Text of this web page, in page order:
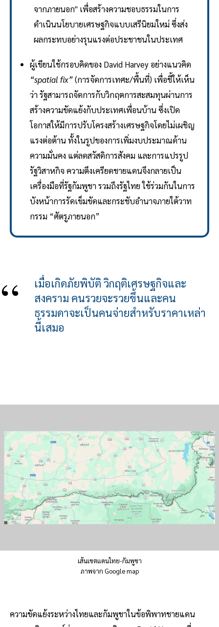
จากภายนอก" เพื่อสร้างความชอบธรรมในการ
ดำเนินนโยบายเศรษฐกิจแบบเสรีนิยมใหม่ ซึ่งส่ง
ผลกระทบอย่างรุนแรงต่อประชาชนในประเทศ
ผู้เขียนใช้กรอบคิดของ David Harvey อย่างแนวคิด
“spatial fix”(การจัดการเทศะ/พื้นที่) เพื่อชี้ให้เห็น
ว่า รัฐสามารถจัดการกับวิกฤตการสะสมทุนผ่านการ
สร้างความขัดแย้งกับประเทศเพื่อนบ้าน ซึ่งเปิด
โอกาสให้มีการปรับโครงสร้างเศรษฐกิจโดยไม่เผชิญ
แรงต่อต้าน ทั้งในรูปของการเพิ่มงบประมาณด้าน
ความมั่นคง แต่ลดสวัสดิการสังคม และการแปรรูป
รัฐวิสาหกิจ ความตึงเครียดชายแดนจึงกลายเป็น
เครื่องมือที่รัฐกัมพูชา รวมถึงรัฐไทย ใช้ร่วมกันในการ
บังหน้าการรัดเข็มขัดและกระชับอำนาจภายใต้วาท
กรรม “ศัตรูภายนอก”
เมื่อเกิดภัยพิบัติ วิกฤติเศรษฐกิจและ
สงคราม คนรวยจะรวยขึ้นและคน
ธรรมดาจะเป็นคนจ่ายสำหรับราคาเหล่า
นี้เสมอ
เส้นเขตแดนไทย-กัมพูชา
ภาพจาก Google map
ความขัดแย้งระหว่างไทยและกัมพูชาในข้อพิพาทชายแดน